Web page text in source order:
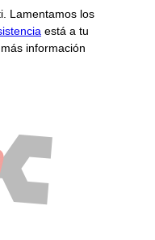
Lamentamos los
está a tu
información